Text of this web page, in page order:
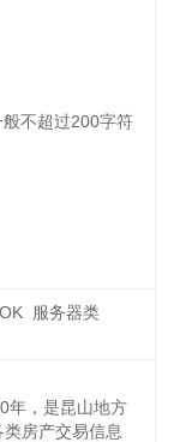
般不超过200字符
服务器类
年，是昆山地方
房产交易信息